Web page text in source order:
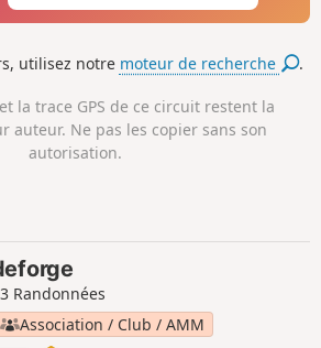
utilisez notre moteur de recherche .
la trace GPS de ce circuit restent la
auteur. Ne pas les copier sans son
autorisation.
Randonnées
Association / Club / AMM